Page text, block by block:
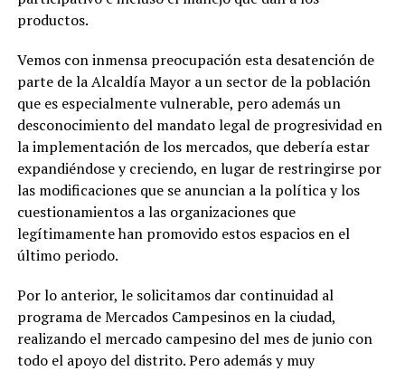
productos.
Vemos con inmensa preocupación esta desatención de
parte de la Alcaldía Mayor a un sector de la población
que es especialmente vulnerable, pero además un
desconocimiento del mandato legal de progresividad en
la implementación de los mercados, que debería estar
expandiéndose y creciendo, en lugar de restringirse por
las modificaciones que se anuncian a la política y los
cuestionamientos a las organizaciones que
legítimamente han promovido estos espacios en el
último periodo.
Por lo anterior, le solicitamos dar continuidad al
programa de Mercados Campesinos en la ciudad,
realizando el mercado campesino del mes de junio con
todo el apoyo del distrito. Pero además y muy